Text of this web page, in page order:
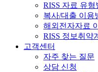
RISS 자료 유형
복사/대출 이용
해외전자자료
RISS 정보취약
고객센터
자주 찾는 질문
상담 신청